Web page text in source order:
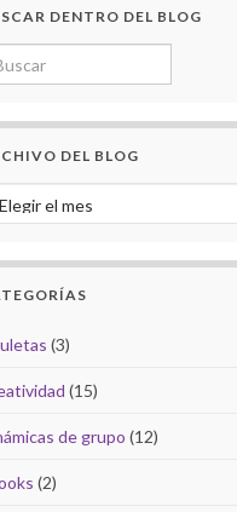
DENTRO DEL BLOG
for:
DEL BLOG
del Blog
(3)
(15)
de grupo (12)
(2)